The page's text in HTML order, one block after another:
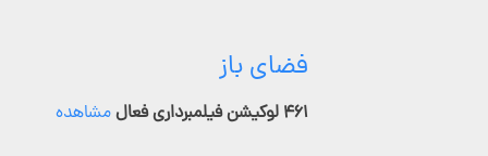
فضای باز
۴۶۱ لوکیشن فیلمبرداری فعال مشاهده